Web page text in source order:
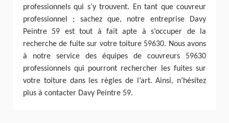
professionnels qui s’y trouvent. En tant que couvreur
professionnel ; sachez que, notre entreprise Davy
Peintre 59 est tout à fait apte à s’occuper de la
recherche de fuite sur votre toiture 59630. Nous avons
à notre service des équipes de couvreurs 59630
professionnels qui pourront rechercher les fuites sur
votre toiture dans les règles de l’art. Ainsi, n’hésitez
plus à contacter Davy Peintre 59.